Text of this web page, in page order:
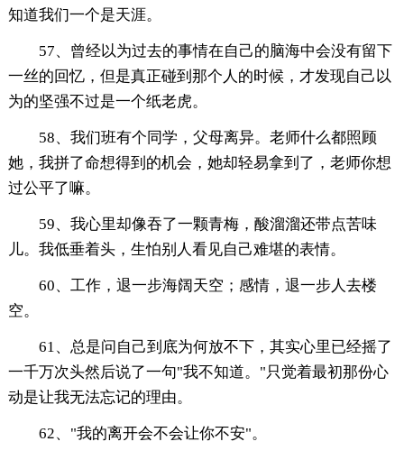
知道我们一个是天涯。
57、曾经以为过去的事情在自己的脑海中会没有留下
一丝的回忆，但是真正碰到那个人的时候，才发现自己以
为的坚强不过是一个纸老虎。
58、我们班有个同学，父母离异。老师什么都照顾
她，我拼了命想得到的机会，她却轻易拿到了，老师你想
过公平了嘛。
59、我心里却像吞了一颗青梅，酸溜溜还带点苦味
儿。我低垂着头，生怕别人看见自己难堪的表情。
60、工作，退一步海阔天空；感情，退一步人去楼
空。
61、总是问自己到底为何放不下，其实心里已经摇了
一千万次头然后说了一句"我不知道。"只觉着最初那份心
动是让我无法忘记的理由。
62、"我的离开会不会让你不安"。